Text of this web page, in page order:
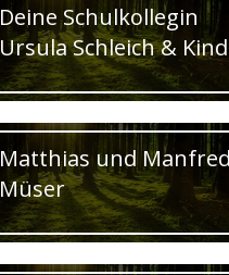
Deine Schulkollegin
Ursula Schleich &
Matthias und Manfred
Müser